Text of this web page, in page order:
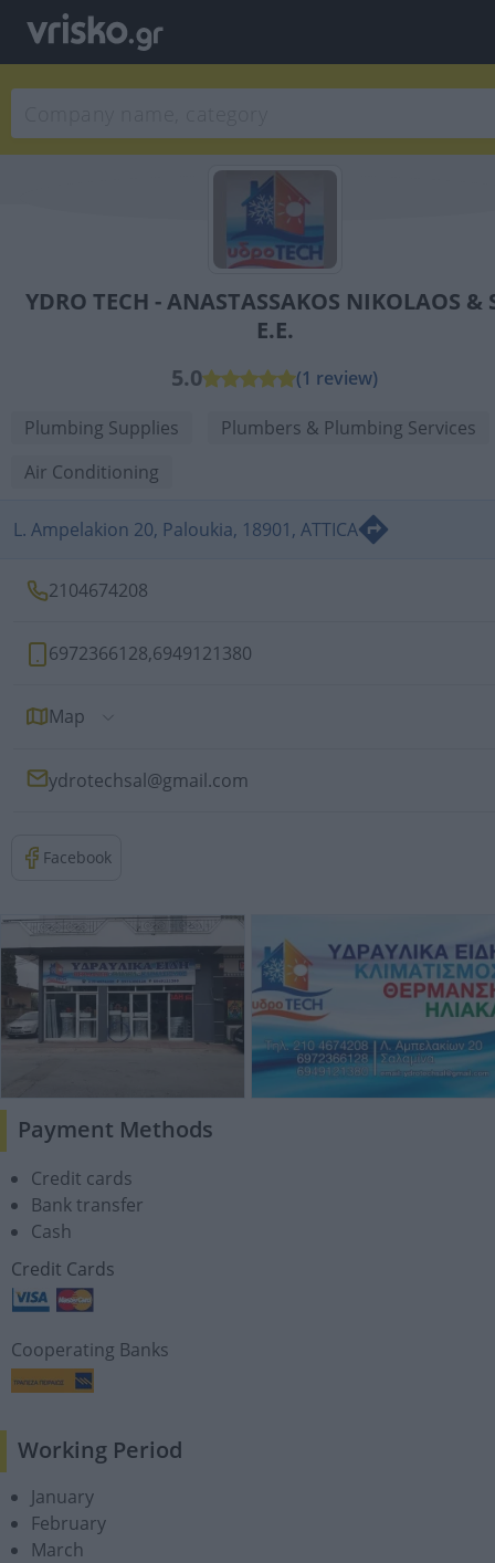
YDRO TECH - ANASTASSAKOS NIKOLAOS &
E.E.
5.0
(1 review)
Plumbing Supplies
Plumbers & Plumbing Services
Air Conditioning
L. Ampelakion 20, Paloukia, 18901, ATTICA
2104674208
6972366128,6949121380
Map
ydrotechsal@gmail.com
Facebook
Payment Methods
Credit cards
Bank transfer
Cash
Credit Cards
Cooperating Banks
Working Period
January
February
March